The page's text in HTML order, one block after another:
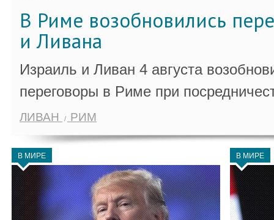
В Риме возобновились
и Ливана
Израиль и Ливан 4 августа
переговоры в Риме при
ЛИВАН РИМ
В МИРЕ В МИРЕ